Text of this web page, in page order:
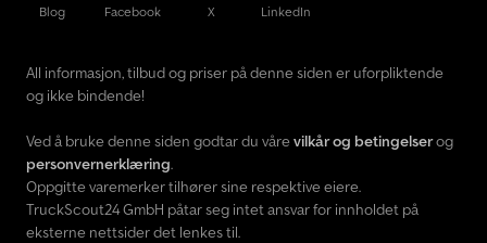
Blog Facebook X LinkedIn
All informasjon, tilbud og priser på denne siden er uforpliktende
og ikke bindende!
Ved å bruke denne siden godtar du våre vilkår og betingelserog
personvernerklæring.
Oppgitte varemerker tilhører sine respektive eiere.
TruckScout24 GmbH påtar seg intet ansvar for innholdet på
eksterne nettsider det lenkes til.